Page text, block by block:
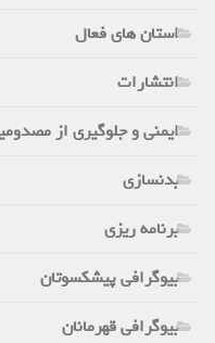
استان های فعال
انتشارات
ایمنی و جلوگیری از مصدومیت
بدنسازی
برنامه ریزی
بیوگرافی پیشکسوتان
بیوگرافی قهرمانان